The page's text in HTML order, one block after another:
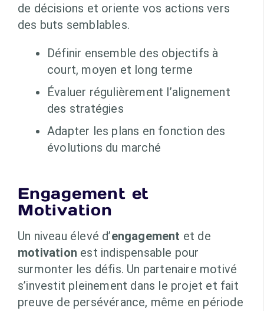
de décisions et oriente vos actions vers
des buts semblables.
Définir ensemble des objectifs à
court, moyen et long terme
Évaluer régulièrement l’alignement
des stratégies
Adapter les plans en fonction des
évolutions du marché
Engagement et
Motivation
Un niveau élevé d’engagement et de
motivation est indispensable pour
surmonter les défis. Un partenaire motivé
s’investit pleinement dans le projet et fait
preuve de persévérance, même en période